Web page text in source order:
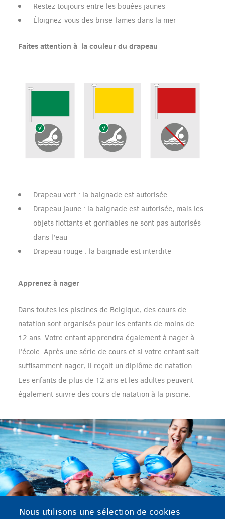
Restez toujours entre les bouées jaunes
Éloignez-vous des brise-lames dans la mer
Faites attention à la couleur du drapeau
Drapeau vert : la baignade est autorisée
Drapeau jaune : la baignade est autorisée, mais les
objets flottants et gonflables ne sont pas autorisés
dans l’eau
Drapeau rouge : la baignade est interdite
Apprenez à nager
Dans toutes les piscines de Belgique, des cours de
natation sont organisés pour les enfants de moins de
12 ans. Votre enfant apprendra également à nager à
l’école. Après une série de cours et si votre enfant sait
suffisamment nager, il reçoit un diplôme de natation.
Les enfants de plus de 12 ans et les adultes peuvent
également suivre des cours de natation à la piscine.
Nous utilisons une sélection de cookies